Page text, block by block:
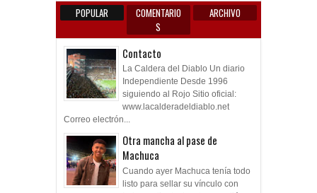
POPULAR
COMENTARIO
S
ARCHIVO
Contacto
La Caldera del Diablo Un diario
Independiente Desde 1996
siguiendo al Rojo Sitio oficial:
www.lacalderadeldiablo.net
Correo electrón...
Otra mancha al pase de
Machuca
Cuando ayer Machuca tenía todo
listo para sellar su vínculo con